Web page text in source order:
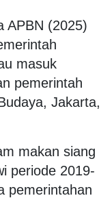
APBN (2025)
masuk
pemerintah
Jakarta,
makan siang
periode 2019-
pemerintahan